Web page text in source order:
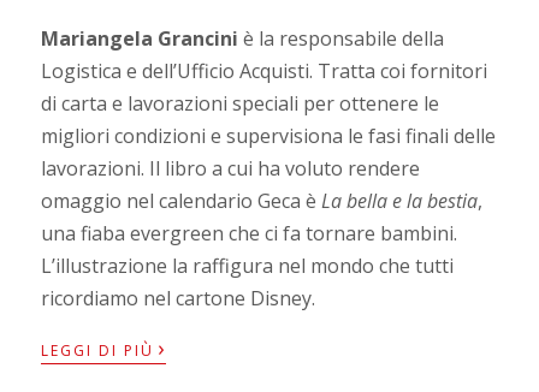
Mariangela Grancini è la responsabile della
Logistica e dell’Ufficio Acquisti. Tratta coi fornitori
di carta e lavorazioni speciali per ottenere le
migliori condizioni e supervisiona le fasi finali delle
lavorazioni. Il libro a cui ha voluto rendere
omaggio nel calendario Geca èLa bella e la bestia,
una fiaba evergreen che ci fa tornare bambini.
L’illustrazione la raffigura nel mondo che tutti
ricordiamo nel cartone Disney.
LEGGI DI PIÙ ›